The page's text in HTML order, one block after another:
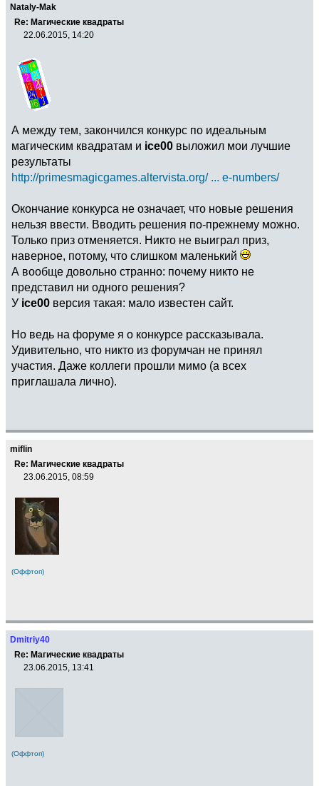
Nataly-Mak
Re: Магические квадраты
22.06.2015, 14:20
А между тем, закончился конкурс по идеальным
магическим квадратам и ice00 выложил мои лучшие
результаты
http://primesmagicgames.altervista.org/ ... e-numbers/
Окончание конкурса не означает, что новые решения
нельзя ввести. Вводить решения по-прежнему можно.
Только приз отменяется. Никто не выиграл приз,
наверное, потому, что слишком маленький
А вообще довольно странно: почему никто не
представил ни одного решения?
У ice00 версия такая: мало известен сайт.
Но ведь на форуме я о конкурсе рассказывала.
Удивительно, что никто из форумчан не принял
участия. Даже коллеги прошли мимо (а всех
приглашала лично).
miflin
Re: Магические квадраты
23.06.2015, 08:59
(Оффтоп)
Dmitriy40
Re: Магические квадраты
23.06.2015, 13:41
(Оффтоп)